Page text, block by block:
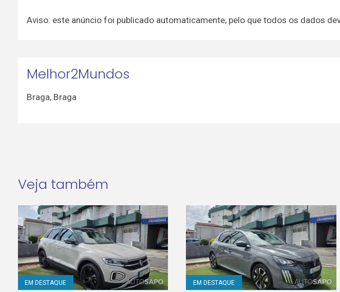
Aviso: este anúncio foi publicado automaticamente, pelo que todos os dados
Melhor2Mundos
Braga, Braga
Veja também
EM DESTAQUE EM DESTAQUE